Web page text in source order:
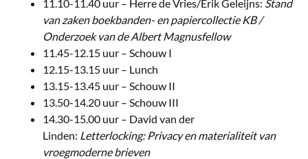
11.10-11.40 uur – Herre de Vries/Erik Geleijns: Stand
van zaken boekbanden- en papiercollectie KB /
Onderzoek van de Albert Magnusfellow
11.45-12.15 uur – Schouw I
12.15-13.15 uur – Lunch
13.15-13.45 uur – Schouw II
13.50-14.20 uur – Schouw III
14.30-15.00 uur – David van der
Linden: Letterlocking: Privacy en materialiteit van
vroegmoderne brieven